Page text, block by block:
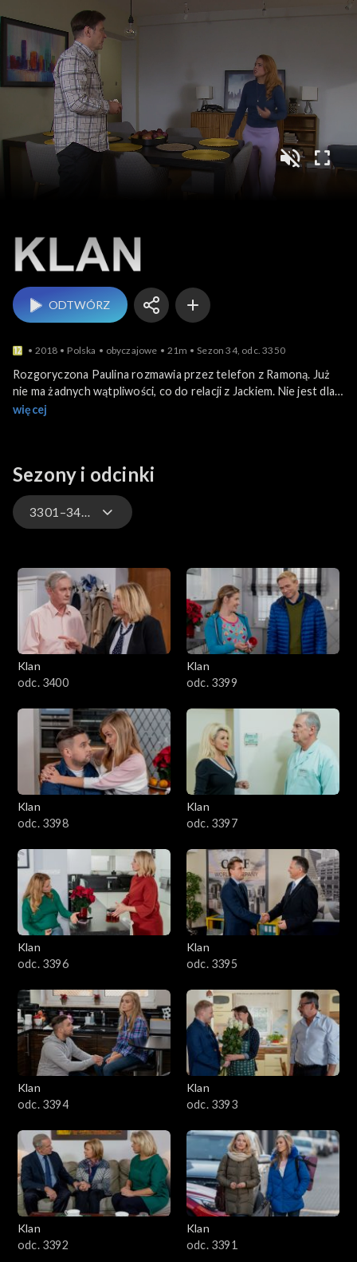
ODTWÓRZ
2018 Polska obyczajowe 21m Sezon 34, odc. 3350
Rozgoryczona Paulina rozmawia przez telefon z Ramoną. Już
nie ma żadnych wątpliwości, co do relacji z Jackiem. Nie jest dla
niego nikim więcej niż nianią Agatki. Matka Jacka próbuje
ale o szacunek dla uczuć drugiego człowieka, w tym przypadku
Julity. Daniel niespodziewanie wpada do Moniki.
więcej
Sezony i odcinki
3301–3400
4601–4700
4501–4600
4401–4500
4301–4400
4201–4300
4101–4200
3901–4000
3801–3900
3701–3800
3601–3700
3501–3600
3401–3500
3201–3300
3101–3200
3001–3100
Klan
odc. 3400
Klan
odc. 3399
Klan
odc. 3398
Klan
odc. 3397
Klan
odc. 3396
Klan
odc. 3395
Klan
odc. 3394
Klan
odc. 3393
Klan
odc. 3392
Klan
odc. 3391